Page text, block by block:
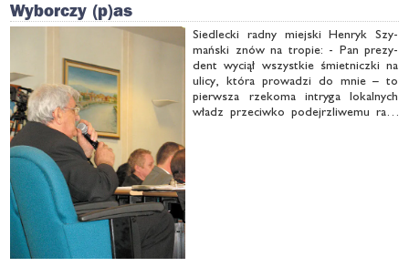
Wyborczy (p)as
Sie­dlec­ki rad­ny miej­ski Hen­ryk Szy­
mań­ski znów na tro­pie: - Pan pre­zy­
dent wy­ciął wszyst­kie śmiet­nicz­ki na
uli­cy, któ­ra pro­wa­dzi do mnie – to
pierw­sza rze­ko­ma in­try­ga lo­kal­nych
władz prze­ciw­ko po­dejrz­li­we­mu rad­